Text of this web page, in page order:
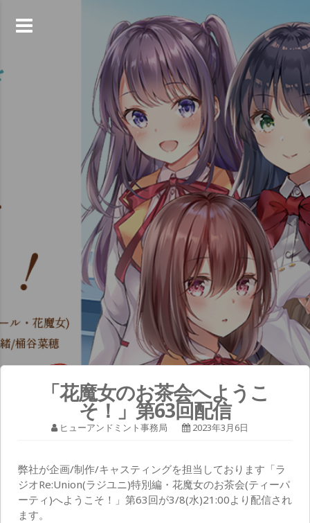
ツ
「花魔女のお茶会へようこ
そ！」第63回配信
ヒューアンドミント事務局 2023年3月6日
弊社が企画/制作/キャスティングを担当しております「ラ
ジオRe:Union(ラジユニ)特別編・花魔女のお茶会(ティーパ
ーティ)へようこそ！」第63回が3/8(水)21:00より配信され
ます。